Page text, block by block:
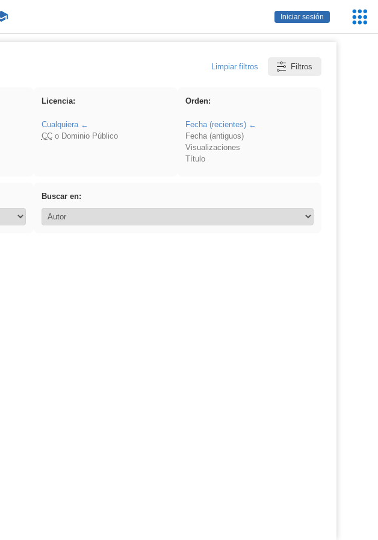
Iniciar sesión
Limpiar filtros Filtros
Licencia:
Cualquiera
CCo Dominio Público
Orden:
Fecha (recientes)
Fecha (antiguos)
Visualizaciones
Título
Buscar en: